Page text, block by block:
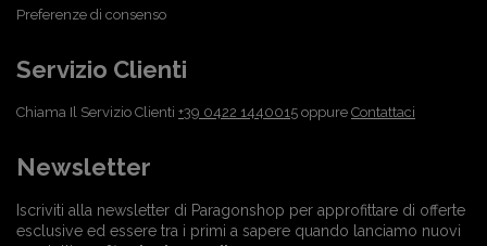
Preferenze di consenso
Servizio Clienti
Chiama Il Servizio Clienti +39 0422 1440015 oppure Contattaci
Newsletter
Iscriviti alla newsletter di Paragonshop per approfittare di offerte
esclusive ed essere tra i primi a sapere quando lanciamo nuovi